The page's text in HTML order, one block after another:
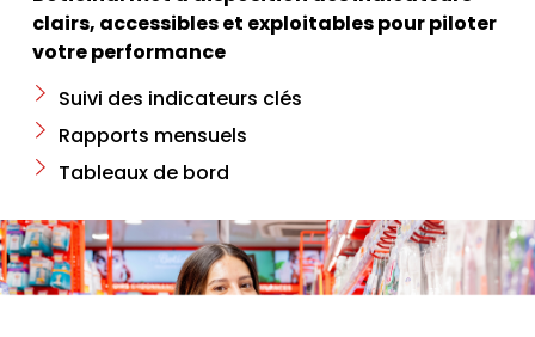
clairs, accessibles et exploitables pour piloter
votre performance
Suivi des indicateurs clés
Rapports mensuels
Tableaux de bord